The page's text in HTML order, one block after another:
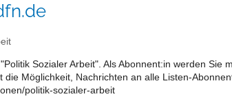
Sozialer Arbeit". Als Abonnent:in werden
Möglichkeit, Nachrichten an alle Listen-
politik-sozialer-arbeit